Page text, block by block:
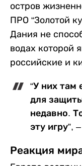
остров
ПРО “Золотой
Дания не
водах которой
российские и
“У них там
для
недавно.
эту игру”,
Реакция